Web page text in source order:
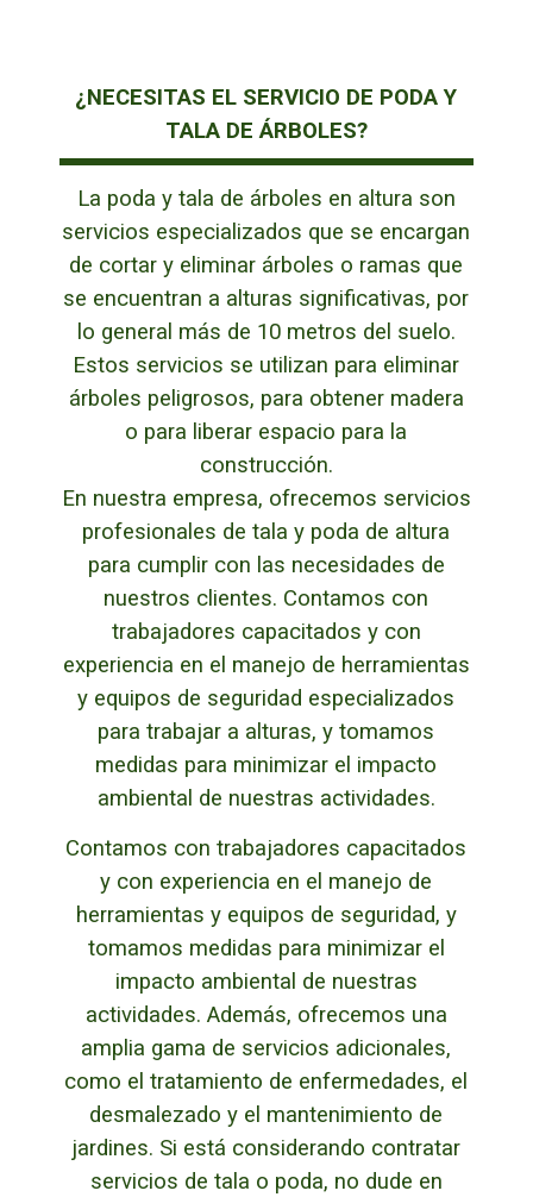
¿NECESITAS EL SERVICIO DE PODA Y
TALA DE ÁRBOLES?
La poda y tala de árboles en altura son
servicios especializados que se encargan
de cortar y eliminar árboles o ramas que
se encuentran a alturas significativas, por
lo general más de 10 metros del suelo.
Estos servicios se utilizan para eliminar
árboles peligrosos, para obtener madera
o para liberar espacio para la
construcción.
En nuestra empresa, ofrecemos servicios
profesionales de tala y poda de altura
para cumplir con las necesidades de
nuestros clientes. Contamos con
trabajadores capacitados y con
experiencia en el manejo de herramientas
y equipos de seguridad especializados
para trabajar a alturas, y tomamos
medidas para minimizar el impacto
ambiental de nuestras actividades.
Contamos con trabajadores capacitados
y con experiencia en el manejo de
herramientas y equipos de seguridad, y
tomamos medidas para minimizar el
impacto ambiental de nuestras
actividades. Además, ofrecemos una
amplia gama de servicios adicionales,
como el tratamiento de enfermedades, el
desmalezado y el mantenimiento de
jardines. Si está considerando contratar
servicios de tala o poda, no dude en